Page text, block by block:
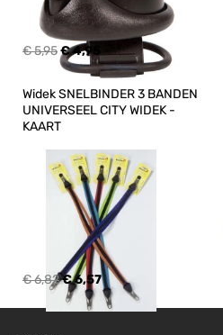
€ 5,95€ 4,95
Widek SNELBINDER 3 BANDEN
UNIVERSEEL CITY WIDEK -
KAART
€ 6,82€ 6,57